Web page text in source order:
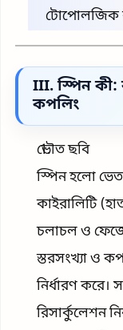
টোপোলজিক
III. স্পিন কী:
কপলিং
ভৌত ছবি
স্পিন হলো
কাইরালিটি
চলাচল ও
স্তরসংখ্যা ও
নির্ধারণ
রিসার্কুলেশন